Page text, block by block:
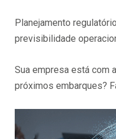
Planejamento
previsibilidade
Sua empresa está com
próximos embarques?